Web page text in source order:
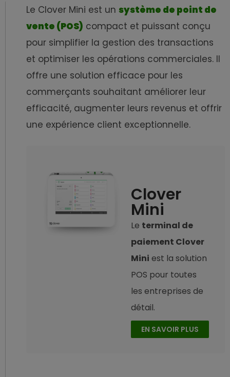
Le Clover Mini est un système de point de
vente (POS) compact et puissant conçu
pour simplifier la gestion des transactions
et optimiser les opérations commerciales. Il
offre une solution efficace pour les
commerçants souhaitant améliorer leur
efficacité, augmenter leurs revenus et offrir
une expérience client exceptionnelle.
Clover
Mini
Le terminal de
paiement Clover
Mini est la solution
POS pour toutes
les entreprises de
détail.
EN SAVOIR PLUS